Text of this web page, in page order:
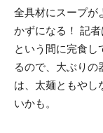
全具材にスープが
かずになる！ 記
という間に完食し
るので、大ぶり
は、太麺ともやし
いかも。